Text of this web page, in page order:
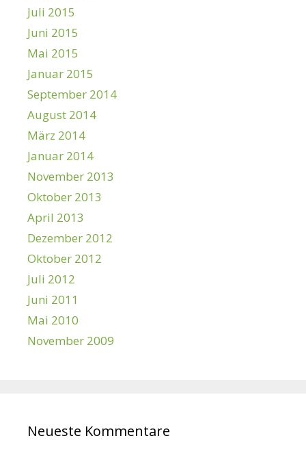
Juli 2015
Juni 2015
Mai 2015
Januar 2015
September 2014
August 2014
März 2014
Januar 2014
November 2013
Oktober 2013
April 2013
Dezember 2012
Oktober 2012
Juli 2012
Juni 2011
Mai 2010
November 2009
Neueste Kommentare